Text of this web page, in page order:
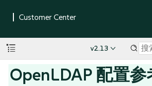
v2.13
OpenLDAP 配置参